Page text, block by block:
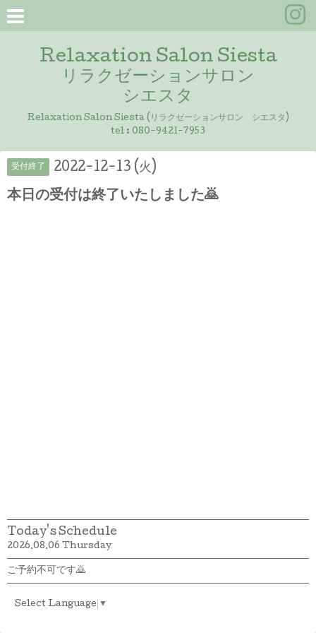
Relaxation Salon Siesta
リラクゼーションサロン
シエスタ
Relaxation Salon Siesta (リラクゼーションサロン シエスタ)
tel : 080-9421-7953
受付終了 2022-12-13 (火)
本日の受付は終了いたしました🙇
Today's Schedule
2026.08.06 Thursday
ご予約不可です🙇
Select Language ▼